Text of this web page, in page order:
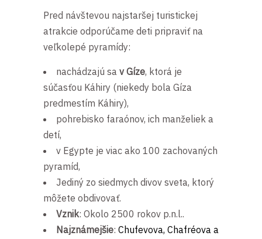
Pred návštevou najstaršej turistickej
atrakcie odporúčame deti pripraviť na
veľkolepé pyramídy:
nachádzajú sa v Gíze, ktorá je
súčasťou Káhiry (niekedy bola Gíza
predmestím Káhiry),
pohrebisko faraónov, ich manželiek a
detí,
v Egypte je viac ako 100 zachovaných
pyramíd,
Jediný zo siedmych divov sveta, ktorý
môžete obdivovať.
Vznik: Okolo 2500 rokov p.n.l..
Najznámejšie: Chufevova, Chafréova a